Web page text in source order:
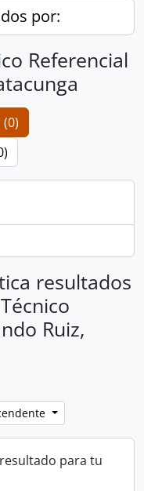
por:
Referencial
resultados
Ruiz,
para tu